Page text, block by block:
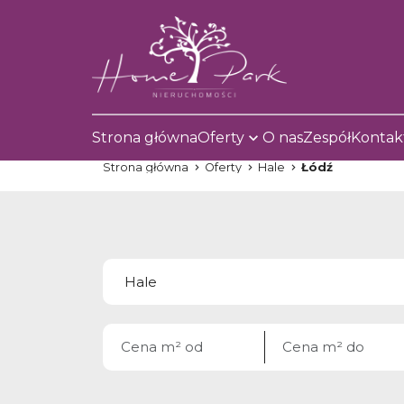
Strona głównaOferty O nasZespół
Strona główna Oferty Hale Łódź